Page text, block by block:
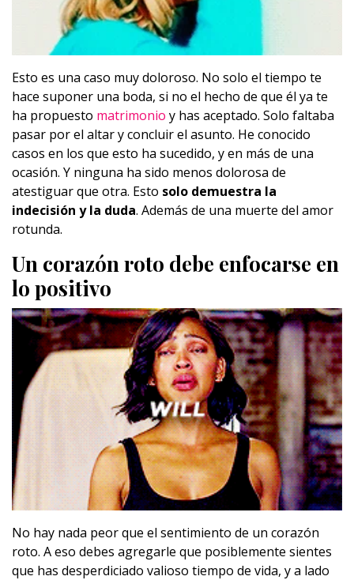
Esto es una caso muy doloroso. No solo el tiempo te
hace suponer una boda, si no el hecho de que él ya te
ha propuesto matrimonio y has aceptado. Solo faltaba
pasar por el altar y concluir el asunto. He conocido
casos en los que esto ha sucedido, y en más de una
ocasión. Y ninguna ha sido menos dolorosa de
atestiguar que otra. Esto solo demuestra la
indecisión y la duda. Además de una muerte del amor
rotunda.
Un corazón roto debe enfocarse en
lo positivo
No hay nada peor que el sentimiento de un corazón
roto. A eso debes agregarle que posiblemente sientes
que has desperdiciado valioso tiempo de vida, y a lado